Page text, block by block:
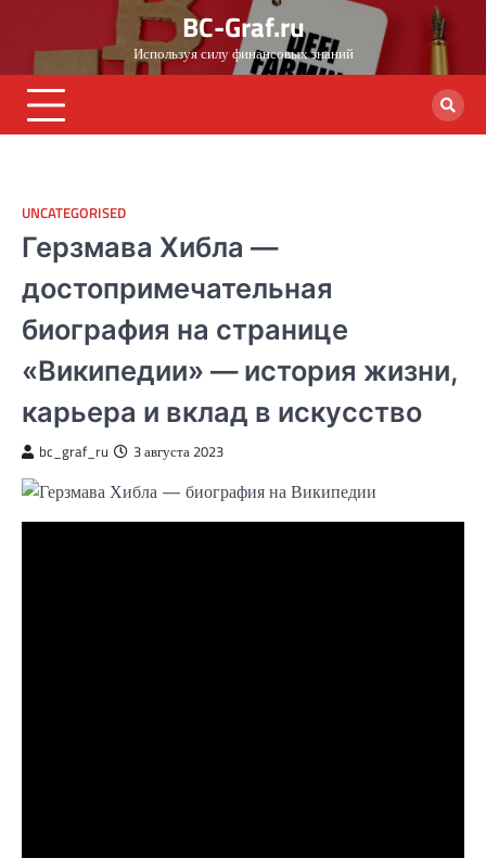
content
BC-Graf.ru
Используя силу финансовых знаний
UNCATEGORISED
Герзмава Хибла —
достопримечательная
биография на странице
«Википедии» — история жизни,
карьера и вклад в искусство
bc_graf_ru 3 августа 2023